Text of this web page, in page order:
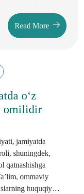
qо‘llash
Read More
o‘z
omilidir
jamiyatda
shuningdek,
qatnashishga
ommaviy
huquqiy